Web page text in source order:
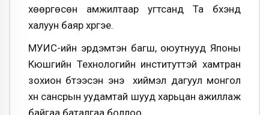
хөөргөсөн амжилтаар угтсанд Та бүхэнд
халуун баяр хүргэе.
МУИС-ийн эрдэмтэн багш, оюутнууд Японы
Кюүшүгийн Технологийн институттэй хамтран
зохион бүтээсэн энэ хиймэл дагуул монгол
хүн сансрын уудамтай шууд харьцан ажиллаж
байгаа баталгаа боллоо.